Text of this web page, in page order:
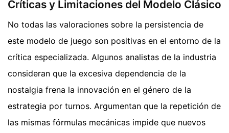
Críticas y Limitaciones del Modelo Clásico
No todas las valoraciones sobre la persistencia de
este modelo de juego son positivas en el entorno de la
crítica especializada. Algunos analistas de la industria
consideran que la excesiva dependencia de la
nostalgia frena la innovación en el género de la
estrategia por turnos. Argumentan que la repetición de
las mismas fórmulas mecánicas impide que nuevos